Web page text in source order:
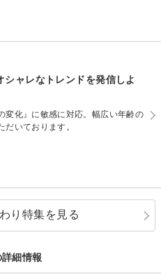
シャレなトレンドを発信しよ
変化』に敏感に対応。幅広い年齢の
だいております。
り特集を見る
細情報